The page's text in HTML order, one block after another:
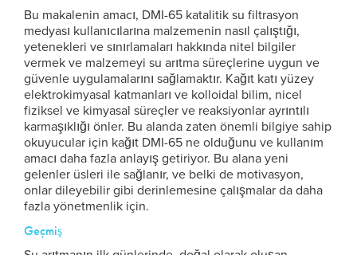
Bu makalenin amacı, DMI-65 katalitik su filtrasyon
medyası kullanıcılarına malzemenin nasıl çalıştığı,
yetenekleri ve sınırlamaları hakkında nitel bilgiler
vermek ve malzemeyi su arıtma süreçlerine uygun ve
güvenle uygulamalarını sağlamaktır. Kağıt katı yüzey
elektrokimyasal katmanları ve kolloidal bilim, nicel
fiziksel ve kimyasal süreçler ve reaksiyonlar ayrıntılı
karmaşıklığı önler. Bu alanda zaten önemli bilgiye sahip
okuyucular için kağıt DMI-65 ne olduğunu ve kullanım
amacı daha fazla anlayış getiriyor. Bu alana yeni
gelenler üsleri ile sağlanır, ve belki de motivasyon,
onlar dileyebilir gibi derinlemesine çalışmalar da daha
fazla yönetmenlik için.
Geçmiş